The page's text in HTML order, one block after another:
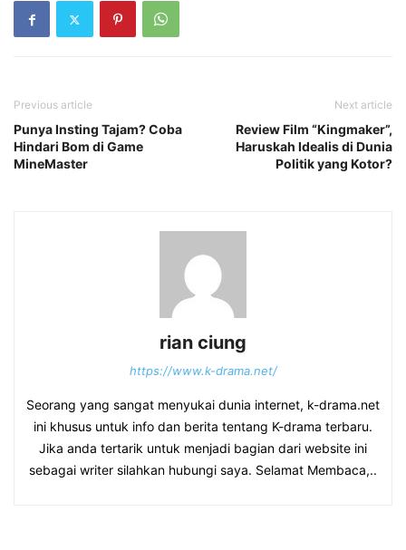
Previous article
Punya Insting Tajam? Coba
Hindari Bom di Game
MineMaster
Next article
Review Film “Kingmaker”,
Haruskah Idealis di Dunia
Politik yang Kotor?
rian ciung
https://www.k-drama.net/
Seorang yang sangat menyukai dunia internet, k-drama.net
ini khusus untuk info dan berita tentang K-drama terbaru.
Jika anda tertarik untuk menjadi bagian dari website ini
sebagai writer silahkan hubungi saya. Selamat Membaca,..